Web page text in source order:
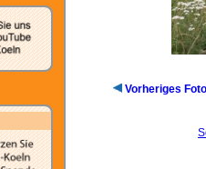
Vorheriges Foto